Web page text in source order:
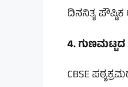
ದಿನನಿತ್ಯ
4. ಗುಣಮಟ್ಟದ
CBSE